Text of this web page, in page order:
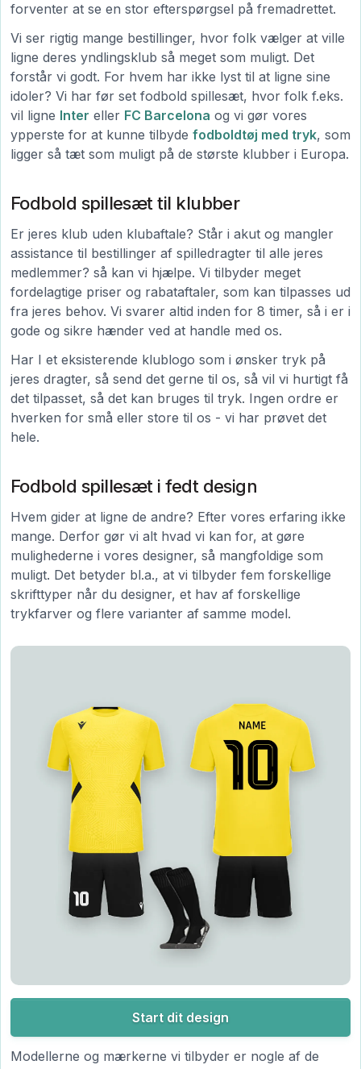
forventer at se en stor efterspørgsel på fremadrettet.
Vi ser rigtig mange bestillinger, hvor folk vælger at ville
ligne deres yndlingsklub så meget som muligt. Det
forstår vi godt. For hvem har ikke lyst til at ligne sine
idoler? Vi har før set fodbold spillesæt, hvor folk f.eks.
vil ligne Inter eller FC Barcelona og vi gør vores
ypperste for at kunne tilbyde fodboldtøj med tryk, som
ligger så tæt som muligt på de største klubber i Europa.
Fodbold spillesæt til klubber
Er jeres klub uden klubaftale? Står i akut og mangler
assistance til bestillinger af spilledragter til alle jeres
medlemmer? så kan vi hjælpe. Vi tilbyder meget
fordelagtige priser og rabataftaler, som kan tilpasses ud
fra jeres behov. Vi svarer altid inden for 8 timer, så i er i
gode og sikre hænder ved at handle med os.
Har I et eksisterende klublogo som i ønsker tryk på
jeres dragter, så send det gerne til os, så vil vi hurtigt få
det tilpasset, så det kan bruges til tryk. Ingen ordre er
hverken for små eller store til os - vi har prøvet det
hele.
Fodbold spillesæt i fedt design
Hvem gider at ligne de andre? Efter vores erfaring ikke
mange. Derfor gør vi alt hvad vi kan for, at gøre
mulighederne i vores designer, så mangfoldige som
muligt. Det betyder bl.a., at vi tilbyder fem forskellige
skrifttyper når du designer, et hav af forskellige
trykfarver og flere varianter af samme model.
Start dit design
Modellerne og mærkerne vi tilbyder er nogle af de